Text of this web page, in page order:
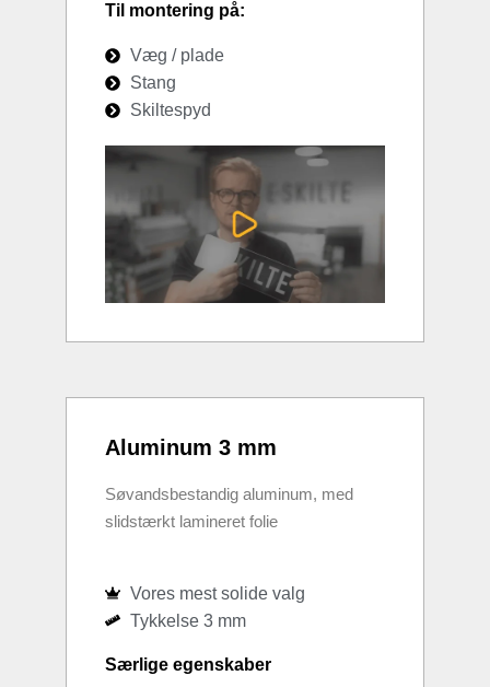
Til montering på:
Væg / plade
Stang
Skiltespyd
Aluminum 3 mm
Søvandsbestandig aluminum, med
slidstærkt lamineret folie
Vores mest solide valg
Tykkelse 3 mm
Særlige egenskaber